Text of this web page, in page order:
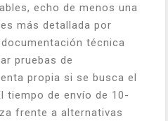
echo de menos una
más detallada por
técnica
pruebas de
propia si se busca el
tiempo de envío de 10-
frente a alternativas